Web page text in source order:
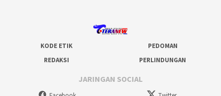
KODE ETIK
PEDOMAN
REDAKSI
PERLINDUNGAN
JARINGAN SOCIAL